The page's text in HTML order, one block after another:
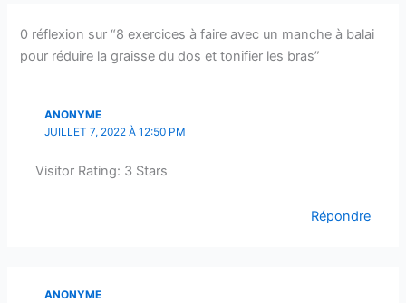
0 réflexion sur “8 exercices à faire avec un manche à balai
pour réduire la graisse du dos et tonifier les bras”
ANONYME
JUILLET 7, 2022 À 12:50 PM
Visitor Rating: 3 Stars
Répondre
ANONYME